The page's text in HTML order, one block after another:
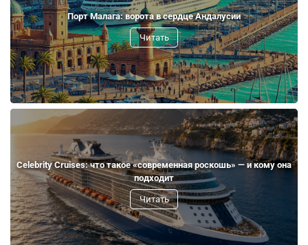
Порт Малага: ворота в сердце Андалусии
Читать
Celebrity Cruises: что такое «современная роскошь» — и кому она
подходит
Читать